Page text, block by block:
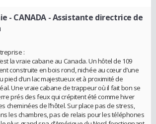
- CANADA- Assistante directrice de
:
la vraie cabane au Canada. Un hôtel de 109
construite en bois rond, nichée au cœur d’une
d’un lac majestueux et à proximité de
Une vraie cabane de trappeur où il fait bon se
prés des feux qui crépitent été comme hiver
cheminées de l’hôtel. Sur place pas de stress,
les chambres, pas de relais pour les téléphones